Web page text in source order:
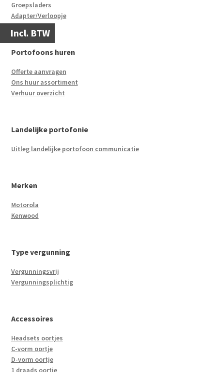
Incl. BTW
Groepsladers
Adapter/Verloopje
Portofoons huren
Offerte aanvragen
Ons huur assortiment
Verhuur overzicht
Landelijke portofonie
Uitleg landelijke portofoon communicatie
Merken
Motorola
Kenwood
Type vergunning
Vergunningsvrij
Vergunningsplichtig
Accessoires
Headsets oortjes
C-vorm oortje
D-vorm oortje
1 draads oortje